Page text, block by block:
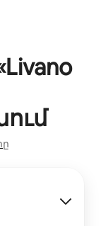
Livano